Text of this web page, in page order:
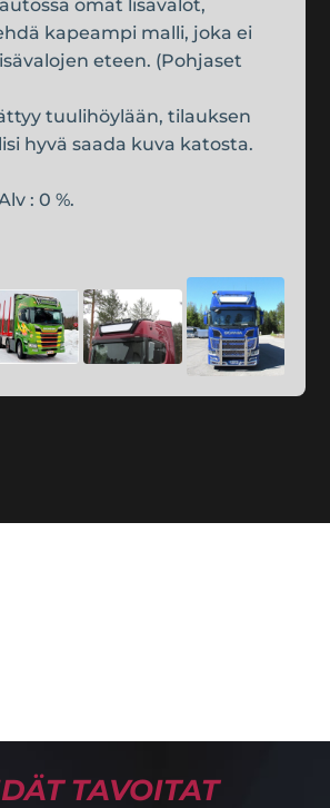
omat lisävalot,
kapeampi malli, joka ei
eteen. (Pohjaset
tuulihöylään, tilauksen
hyvä saada kuva katosta.
: 0 %.
TAVOITAT